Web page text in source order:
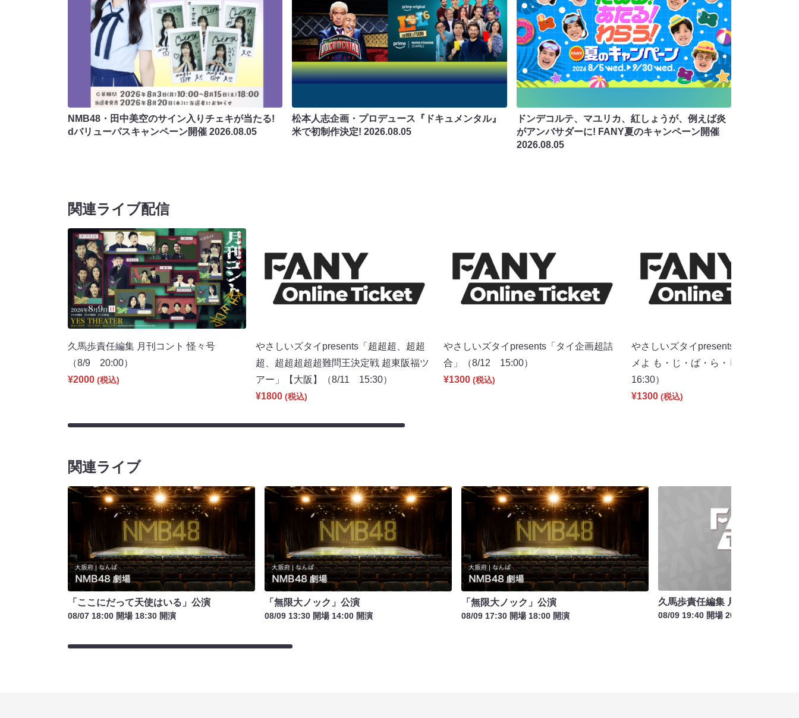
NMB48・田中美空のサイン入りチェキが当たる!
dバリューパスキャンペーン開催 2026.08.05
松本人志企画・プロデュース『ドキュメンタル』
米で初制作決定!2026.08.05
ドンデコルテ、マユリカ、紅しょうが、例えば炎
がアンバサダーに! FANY夏のキャンペーン開催
2026.08.05
関連ライブ配信
久馬歩責任編集 月刊コント 怪々号
（8/9 20:00）
¥2000 (税込)
やさしいズタイpresents「超超超、超超
超、超超超超超難問王決定戦 超東阪福ツ
アー」【大阪】（8/11 15:30）
¥1800 (税込)
やさしいズタイpresents「タイ企画超詰
合」（8/12 15:00）
¥1300 (税込)
やさしいズタイpresents「見すぎちゃ
メよ も・じ・ば・ら・し」（8/12
16:30）
¥1300 (税込)
関連ライブ
「ここにだって天使はいる」公演
08/07 18:00 開場 18:30 開演
「無限大ノック」公演
08/09 13:30 開場 14:00 開演
「無限大ノック」公演
08/09 17:30 開場 18:00 開演
久馬歩責任編集 月刊コント 怪々
08/09 19:40 開場 20:00 開演